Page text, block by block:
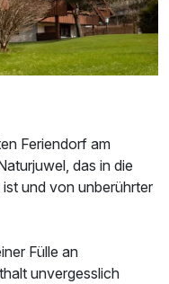
Feriendorf am
das in die
und von unberührter
Fülle an
unvergesslich